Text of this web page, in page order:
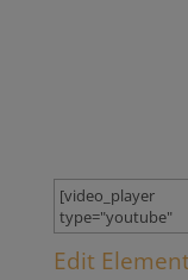
Edit Element